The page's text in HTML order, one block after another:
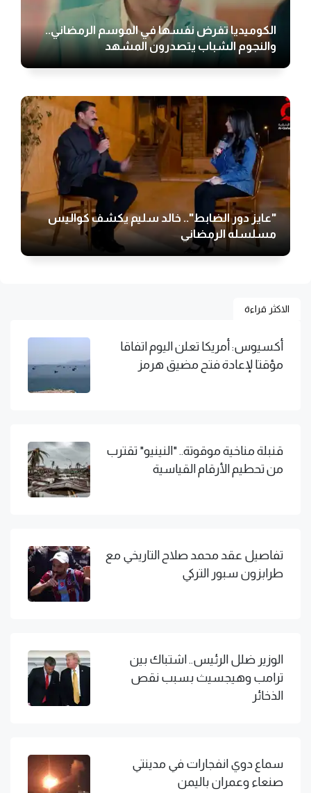
الكوميديا تفرض نفسها في الموسم الرمضاني..
والنجوم الشباب يتصدرون المشهد
"عايز دور الضابط".. خالد سليم يكشف كواليس
مسلسله الرمضاني
الاكثر قراءة
أكسيوس: أمريكا تعلن اليوم اتفاقا
مؤقتا لإعادة فتح مضيق هرمز
قنبلة مناخية موقوتة.. "النينيو" تقترب
من تحطيم الأرقام القياسية
تفاصيل عقد محمد صلاح التاريخي مع
طرابزون سبور التركي
الوزير ضلل الرئيس.. اشتباك بين
ترامب وهيجسيث بسبب نقص
الذخائر
سماع دوي انفجارات في مدينتي
صنعاء وعمران باليمن